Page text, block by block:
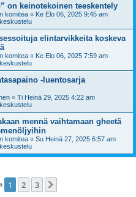
on keinotekoinen teeskentely
komitea « Ke Elo 06, 2025 9:45 am
elintarvikkeita koskeva
komitea « Ke Elo 06, 2025 7:59 am
-luentosarja
« Ti Heinä 29, 2025 4:22 am
mennä vaihtamaan gheetä
komitea « Su Heinä 27, 2025 6:57 am
1 2 3